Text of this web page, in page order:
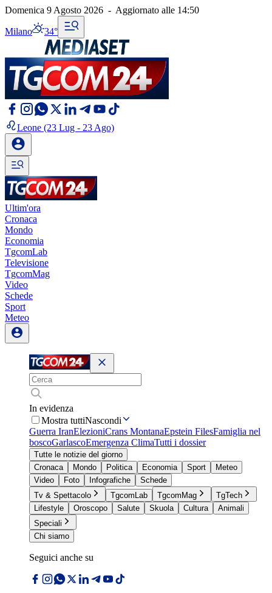
Domenica 9 Agosto 2026 - Aggiornato alle 14:50
Milano 34°
Leone (23 Lug - 23 Ago)
Ultim'ora
Cronaca
Mondo
Economia
TgcomLab
Televisione
TgcomMag
Video
Schede
Sport
Meteo
In evidenza
Mostra tuttiNascondi
Guerra IranElezioniCrans MontanaEpstein FilesFamiglia nel
boscoGarlascoEmergenza ClimaTutti i dossier
Tutte le notizie del giorno
Cronaca
Mondo Politica Economia Sport
Meteo
Video
Foto Infografiche
Schede
Tv & Spettacolo
TgcomLab TgcomMag
TgTech
Lifestyle
Oroscopo Salute Skuola Cultura
Animali
Speciali
Chi siamo
Seguici anche su